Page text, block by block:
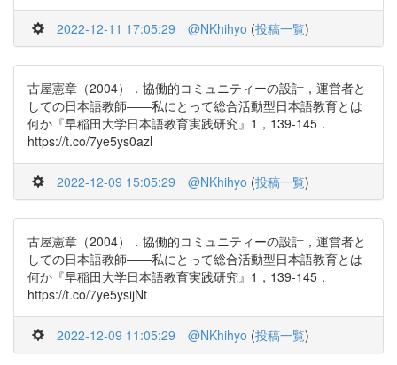
2022-12-11 17:05:29 @NKhihyo (投稿一覧)
古屋憲章（2004）．協働的コミュニティーの設計，運営者と
しての日本語教師――私にとって総合活動型日本語教育とは
何か『早稲田大学日本語教育実践研究』1，139-145．
https://t.co/7ye5ys0azl
2022-12-09 15:05:29 @NKhihyo (投稿一覧)
古屋憲章（2004）．協働的コミュニティーの設計，運営者と
しての日本語教師――私にとって総合活動型日本語教育とは
何か『早稲田大学日本語教育実践研究』1，139-145．
https://t.co/7ye5ysijNt
2022-12-09 11:05:29 @NKhihyo (投稿一覧)